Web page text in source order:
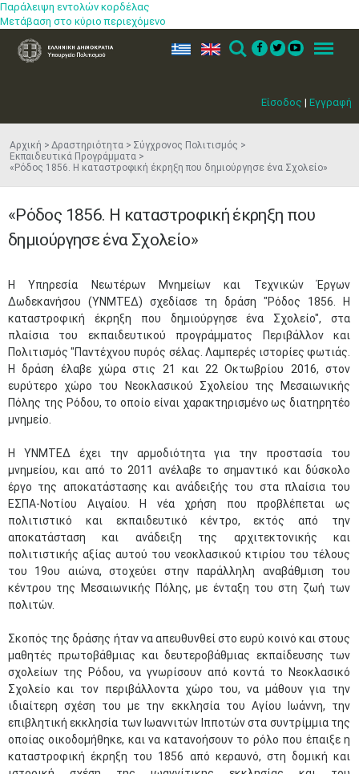
Παράλειψη εντολών κορδέλας
Μετάβαση στο κύριο περιεχόμενο
Είσοδος | Εγγραφή
ελ en Search Menu
Αρχική Δραστηριότητα
Σύγχρονος Πολιτισμός
Εκπαιδευτικά Προγράμματα
«Ρόδος 1856. Η καταστροφική έκρηξη που δημιούργησε ένα Σχολείο»
«Ρόδος 1856. Η καταστροφική έκρηξη που
δημιούργησε ένα Σχολείο»
Η Υπηρεσία Νεωτέρων Μνημείων και Τεχνικών Έργων
Δωδεκανήσου (ΥΝΜΤΕΔ) σχεδίασε τη δράση "Ρόδος 1856. Η
καταστροφική έκρηξη που δημιούργησε ένα Σχολείο", στα
πλαίσια του εκπαιδευτικού προγράμματος Περιβάλλον και
Πολιτισμός "Παντέχνου πυρός σέλας. Λαμπερές ιστορίες φωτιάς.
Η δράση έλαβε χώρα στις 21 και 22 Οκτωβρίου 2016, στον
ευρύτερο χώρο του Νεοκλασικού Σχολείου της Μεσαιωνικής
Πόλης της Ρόδου, το οποίο είναι χαρακτηρισμένο ως διατηρητέο
μνημείο.
Η ΥΝΜΤΕΔ έχει την αρμοδιότητα για την προστασία του
μνημείου, και από το 2011 ανέλαβε το σημαντικό και δύσκολο
έργο της αποκατάστασης και ανάδειξής του στα πλαίσια του
ΕΣΠΑ-Νοτίου Αιγαίου. Η νέα χρήση που προβλέπεται ως
πολιτιστικό και εκπαιδευτικό κέντρο, εκτός από την
αποκατάσταση και ανάδειξη της αρχιτεκτονικής και
πολιτιστικής αξίας αυτού του νεοκλασικού κτιρίου του τέλους
του 19ου αιώνα, στοχεύει στην παράλληλη αναβάθμιση του
κέντρου της Μεσαιωνικής Πόλης, με ένταξη του στη ζωή των
πολιτών.
Σκοπός της δράσης ήταν να απευθυνθεί στο ευρύ κοινό και στους
μαθητές πρωτοβάθμιας και δευτεροβάθμιας εκπαίδευσης των
σχολείων της Ρόδου, να γνωρίσουν από κοντά το Νεοκλασικό
Σχολείο και τον περιβάλλοντα χώρο του, να μάθουν για την
ιδιαίτερη σχέση του με την εκκλησία του Αγίου Ιωάννη, την
επιβλητική εκκλησία των Ιωαννιτών Ιπποτών στα συντρίμμια της
οποίας οικοδομήθηκε, και να κατανοήσουν το ρόλο που έπαιξε η
καταστροφική έκρηξη του 1856 από κεραυνό, στη δομική και